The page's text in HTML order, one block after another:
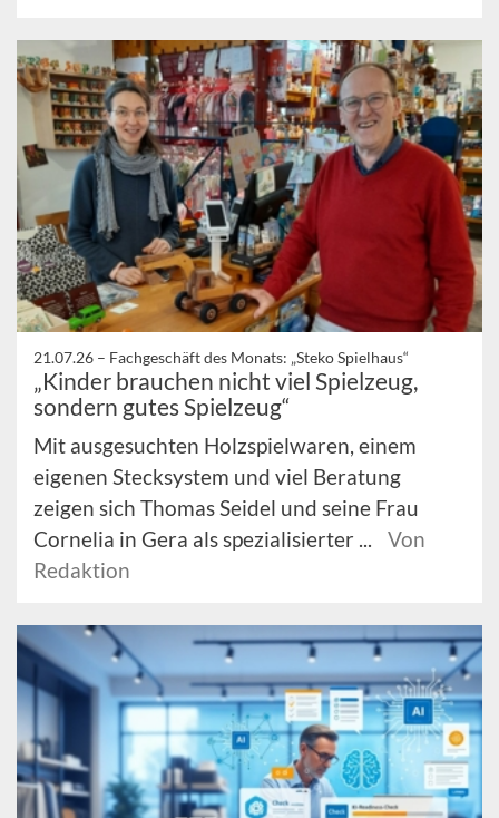
21.07.26 – Fachgeschäft des Monats: „Steko Spielhaus“
„Kinder brauchen nicht viel Spielzeug,
sondern gutes Spielzeug“
Mit ausgesuchten Holzspielwaren, einem
eigenen Stecksystem und viel Beratung
zeigen sich Thomas Seidel und seine Frau
Cornelia in Gera als spezialisierter ...
Von
Redaktion